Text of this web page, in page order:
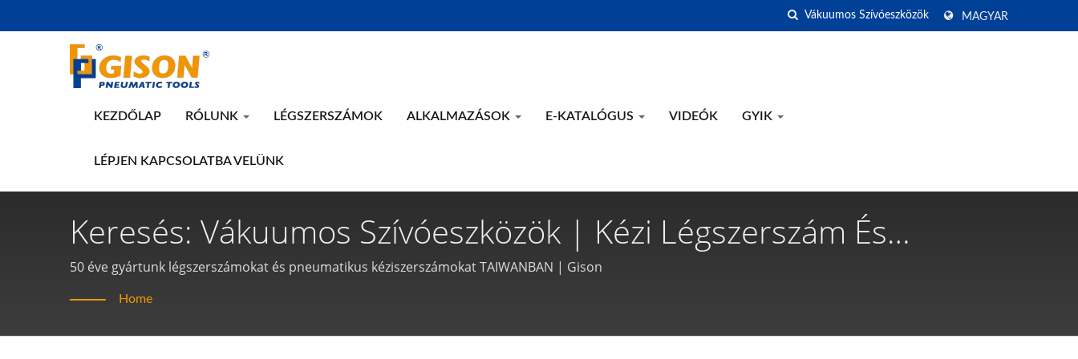
MAGYAR
KEZDŐLAP RÓLUNK LÉGSZERSZÁMOK ALKALMAZÁSOK E-KATALÓGUS VIDEÓK GYIK
LÉPJEN KAPCSOLATBA VELÜNK
Keresés: Vákuumos Szívóeszközök | Kézi Légszerszám És
Pneumatikus Szerszámgyártó - Gison
50 éve gyártunk légszerszámokat és pneumatikus kéziszerszámokat TAIWANBAN | Gison
Home